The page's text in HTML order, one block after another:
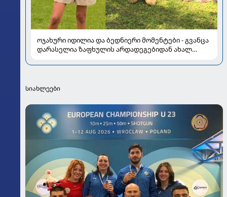
ოჯახური იდილია და ბედნიერი მომენტები - გვანცა
დარასელია ზაფხულის არდადეგებიდან ახალ
სიახლეები